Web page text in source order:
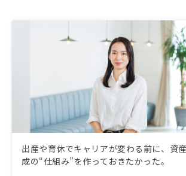
出産や育休でキャリアが変わる前に、資
成の“仕組み”を作っておきたかった。